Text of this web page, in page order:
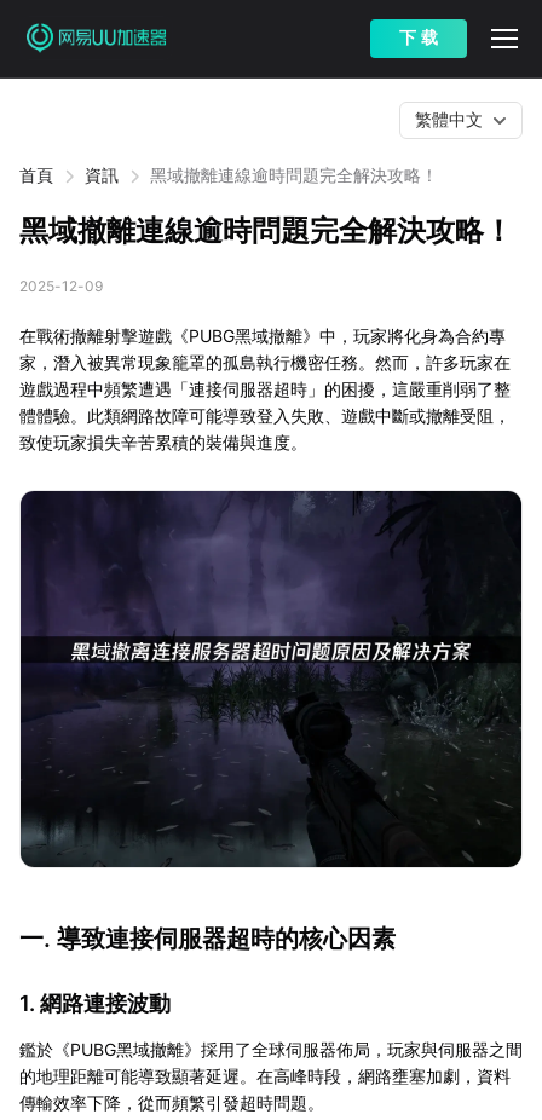
下 载
首頁 資訊 黑域撤離連線逾時問題完全解決攻略！
繁體中文
黑域撤離連線逾時問題完全解決攻略！
2025-12-09
在戰術撤離射擊遊戲《PUBG黑域撤離》中，玩家將化身為合約專
家，潛入被異常現象籠罩的孤島執行機密任務。然而，許多玩家在
遊戲過程中頻繁遭遇「連接伺服器超時」的困擾，這嚴重削弱了整
體體驗。此類網路故障可能導致登入失敗、遊戲中斷或撤離受阻，
致使玩家損失辛苦累積的裝備與進度。
一. 導致連接伺服器超時的核心因素
1. 網路連接波動
鑑於《PUBG黑域撤離》採用了全球伺服器佈局，玩家與伺服器之間
的地理距離可能導致顯著延遲。在高峰時段，網路壅塞加劇，資料
傳輸效率下降，從而頻繁引發超時問題。